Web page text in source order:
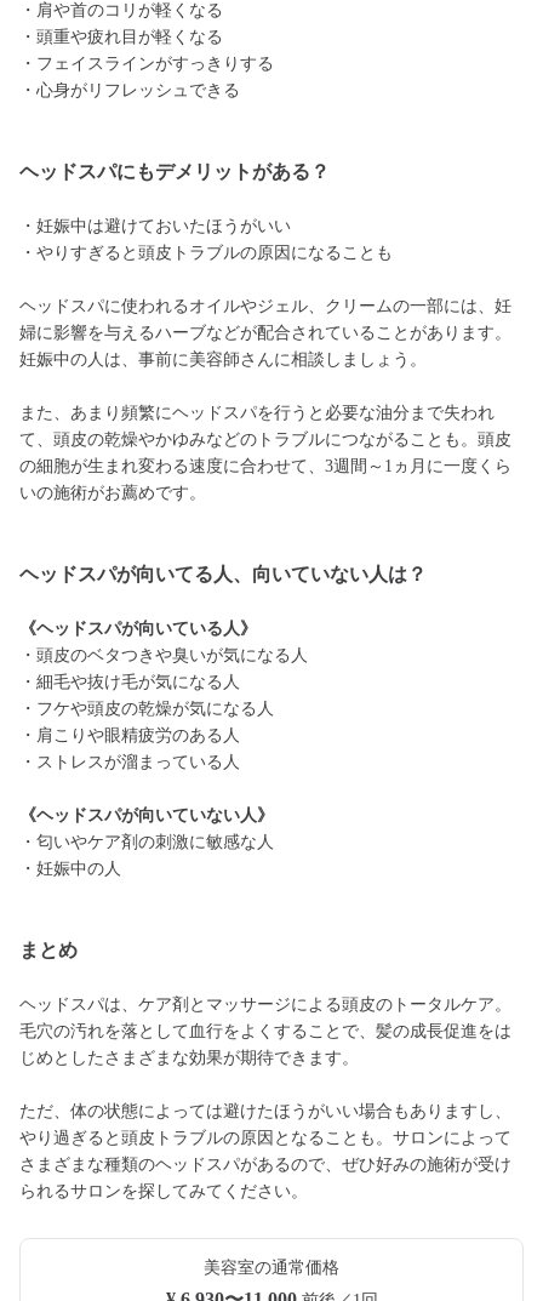
・肩や首のコリが軽くなる
・頭重や疲れ目が軽くなる
・フェイスラインがすっきりする
・心身がリフレッシュできる
ヘッドスパにもデメリットがある？
・妊娠中は避けておいたほうがいい
・やりすぎると頭皮トラブルの原因になることも
ヘッドスパに使われるオイルやジェル、クリームの一部には、妊
婦に影響を与えるハーブなどが配合されていることがあります。
妊娠中の人は、事前に美容師さんに相談しましょう。
また、あまり頻繁にヘッドスパを行うと必要な油分まで失われ
て、頭皮の乾燥やかゆみなどのトラブルにつながることも。頭皮
の細胞が生まれ変わる速度に合わせて、3週間～1ヵ月に一度くら
いの施術がお薦めです。
ヘッドスパが向いてる人、向いていない人は？
《ヘッドスパが向いている人》
・頭皮のベタつきや臭いが気になる人
・細毛や抜け毛が気になる人
・フケや頭皮の乾燥が気になる人
・肩こりや眼精疲労のある人
・ストレスが溜まっている人
《ヘッドスパが向いていない人》
・匂いやケア剤の刺激に敏感な人
・妊娠中の人
まとめ
ヘッドスパは、ケア剤とマッサージによる頭皮のトータルケア。
毛穴の汚れを落として血行をよくすることで、髪の成長促進をは
じめとしたさまざまな効果が期待できます。
ただ、体の状態によっては避けたほうがいい場合もありますし、
やり過ぎると頭皮トラブルの原因となることも。サロンによって
さまざまな種類のヘッドスパがあるので、ぜひ好みの施術が受け
られるサロンを探してみてください。
美容室の通常価格